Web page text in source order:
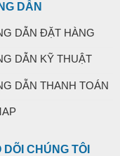
DẪN
DẪN ĐẶT HÀNG
DẪN KỸ THUẬT
DẪN THANH TOÁN
DÕI CHÚNG TÔI